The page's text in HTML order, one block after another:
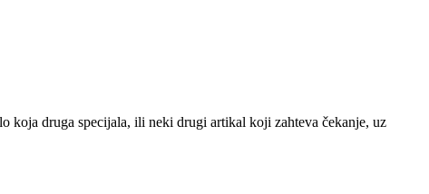
koja druga specijala, ili neki drugi artikal koji zahteva čekanje, uz